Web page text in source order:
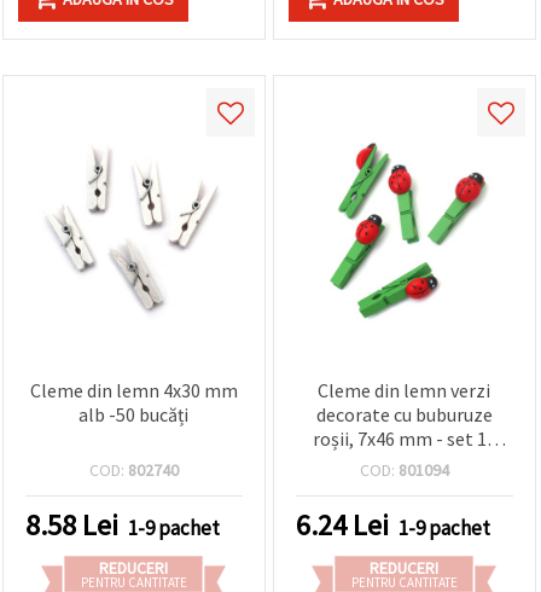
Cleme din lemn 4x30 mm
alb -50 bucăți
COD: 802740
8.58 Lei 1-9 pachet
REDUCERI
PENTRU CANTITATE
Cleme din lemn verzi
decorate cu buburuze
roșii, 7x46 mm - set 10
bucăți
COD: 801094
6.24Lei 1-9 pachet
REDUCERI
PENTRU CANTITATE